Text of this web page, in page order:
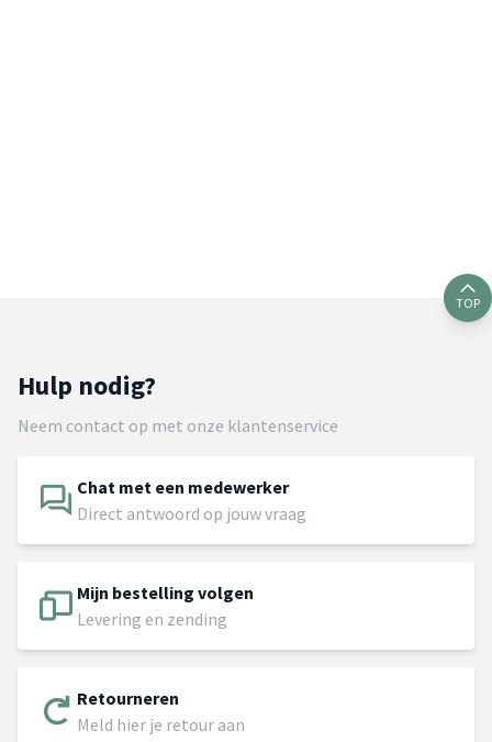
TOP
Hulp nodig?
Neem contact op met onze klantenservice
Chat met een medewerker
Direct antwoord op jouw vraag
Mijn bestelling volgen
Levering en zending
Retourneren
Meld hier je retour aan